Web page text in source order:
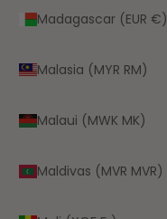
Madagascar (EUR €)
Malasia (MYR RM)
Malaui (MWK MK)
Maldivas (MVR MVR)